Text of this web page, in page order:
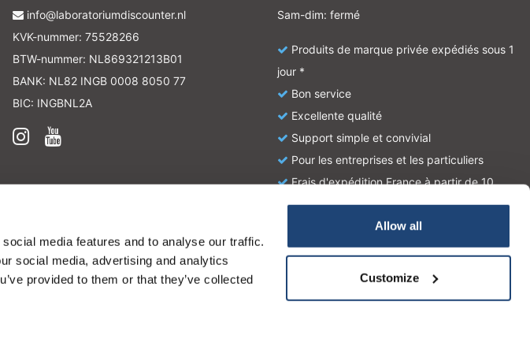
media features and to analyse our traffic.
social media, advertising and analytics
provided to them or that they’ve collected
Allow all
Customize
info@laboratoriumdiscounter.nl
KVK-nummer: 75528266
BTW-nummer: NL869321213B01
BANK: NL82 INGB 0008 8050 77
BIC: INGBNL2A
Sam-dim: fermé
Produits de marque privée expédiés sous 1
jour *
Bon service
Excellente qualité
Support simple et convivial
Pour les entreprises et les particuliers
Frais d'expédition France à partir de 10
euros
ter educatie en/of informatie en zijn geen handleiding of omschrijving hoe u het
nationale en internationale wetgeving omtrent het gebruik van chemicaliën.